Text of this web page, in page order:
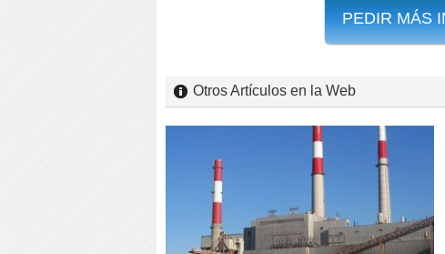
PEDIR MÁS
Otros Artículos en la Web